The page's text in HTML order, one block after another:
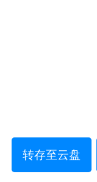
转存至云盘